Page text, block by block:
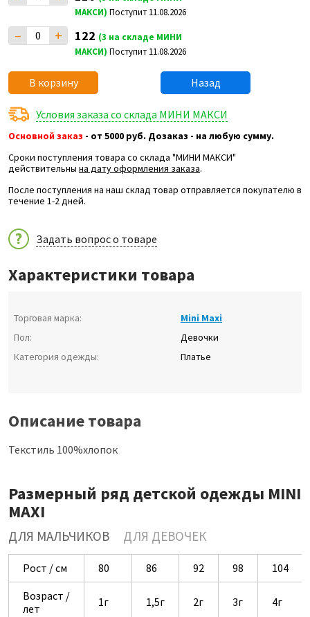
МАКСИ) Поступит 11.08.2026
– + 122 (3 на складе МИНИ
МАКСИ) Поступит 11.08.2026
В корзину Назад
Условия заказа со склада МИНИ МАКСИ
Основной заказ - от 5000 руб. Дозаказ - на любую сумму.
Сроки поступления товара со склада "МИНИ МАКСИ"
действительны на дату оформления заказа.
После поступления на наш склад товар отправляется покупателю в
течение 1-2 дней.
Задать вопрос о товаре
Характеристики товара
Торговая марка:
Mini Maxi
Пол:
Девочки
Категория одежды:
Платье
Описание товара
Текстиль 100%хлопок
Размерный ряд детской одежды MINI
MAXI
ДЛЯ МАЛЬЧИКОВ ДЛЯ ДЕВОЧЕК
Рост / см 80 86 92 98
104
Возраст /
лет
1г 1,5г 2г 3г 4г